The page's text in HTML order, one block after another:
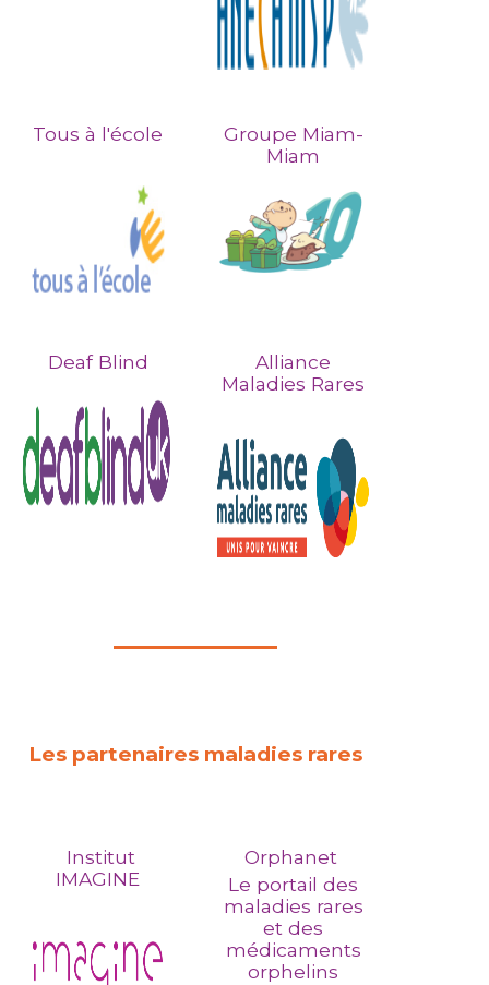
Tous à l'école
Groupe Miam-
Miam
Deaf Blind
Alliance
Maladies Rares
Les partenaires maladies rares
Institut
IMAGINE
Orphanet
Le portail des
maladies rares
et des
médicaments
orphelins